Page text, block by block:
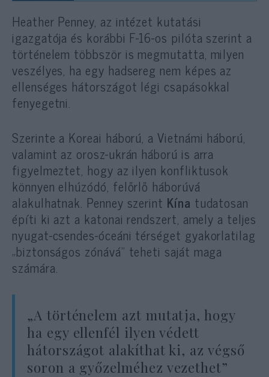
Heather Penney, az intézet kutatási
igazgatója és korábbi F-16-os pilóta szerint a
történelem többször is megmutatta, milyen
veszélyes, ha egy hadsereg nem képes az
ellenséges hátországot légi csapásokkal
fenyegetni.
Szerinte a Koreai háború, a Vietnámi háború,
valamint az orosz-ukrán háború is arra
figyelmeztet, hogy az ilyen konfliktusok
könnyen elhúzódó, felőrlő háborúvá
alakulhatnak. Penney szerint Kína tudatosan
építi ki azt a katonai rendszert, amely a teljes
nyugat-csendes-óceáni térséget gyakorlatilag
„biztonságos zónává” teheti saját maga
számára.
„A történelem azt mutatja, hogy
ha egy ellenfél ilyen védett
hátországot alakíthat ki, az végső
soron a győzelméhez vezethet”